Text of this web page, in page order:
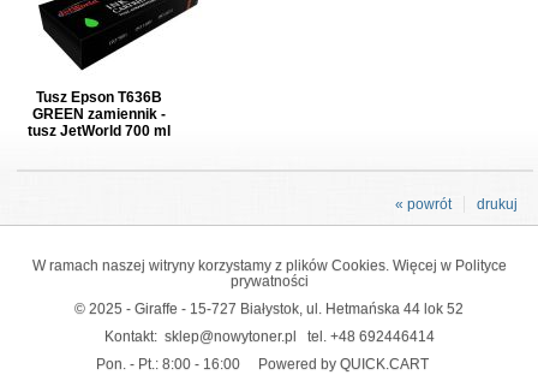
Tusz Epson T636B
GREEN zamiennik -
tusz JetWorld 700 ml
drukuj
« powrót
W ramach naszej witryny korzystamy z plików Cookies. Więcej w Polityce
prywatności
© 2025 - Giraffe - 15-727 Białystok, ul. Hetmańska 44 lok 52
Kontakt: sklep@nowytoner.pl tel. +48 692446414
Pon. - Pt.: 8:00 - 16:00
Powered by QUICK.CART